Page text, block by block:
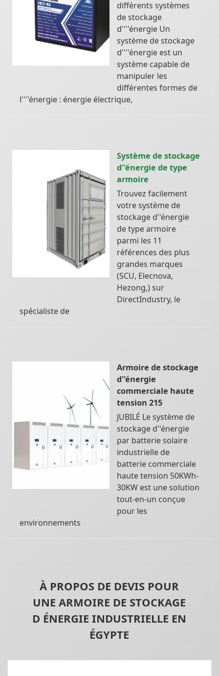
différents systèmes
de stockage
d''''énergie Un
système de stockage
d''''énergie est un
système capable de
manipuler les
différentes formes de
l''''énergie : énergie électrique,
Système de stockage
d''énergie de type
armoire
Trouvez facilement
votre système de
stockage d''énergie
de type armoire
parmi les 11
références des plus
grandes marques
(SCU, Elecnova,
Hezong,) sur
DirectIndustry, le
spécialiste de
Armoire de stockage
d''énergie
commerciale haute
tension 215
JUBILÉ Le système de
stockage d''énergie
par batterie solaire
industrielle de
batterie commerciale
haute tension 50KWh-
30KW est une solution
tout-en-un conçue
pour les
environnements
À PROPOS DE DEVIS POUR
UNE ARMOIRE DE STOCKAGE
D ÉNERGIE INDUSTRIELLE EN
ÉGYPTE